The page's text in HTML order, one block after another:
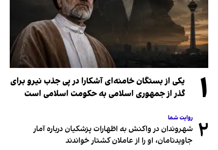
۱
یکی از بستگان خامنه‌ای آشکارا در پی جذب نیرو برای
گذر از جمهوری اسلامی به حکومت اسلامی است
۲ روایت شما
شهروندان در واکنش به اظهارات پزشکیان درباره آمار
جاویدنامان، او را از عاملان کشتار خواندند